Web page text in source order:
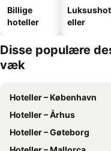
Billige
hoteller
Luksushot
eller
Disse populære
væk
Hoteller – København
Hoteller – Århus
Hoteller – Gøteborg